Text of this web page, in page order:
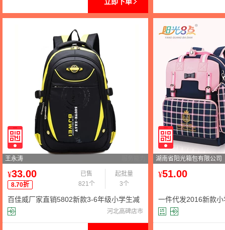
王永涛
¥33.00
8.70折
已售
821个
起批量
3个
百佳威厂家直销5802新款3-6年级小学生减
负书包双肩背学生包
河北高碑店市
湖南省阳光箱包有限公司
¥51.00
一件代发2016新款
皮书包双肩肩负透气